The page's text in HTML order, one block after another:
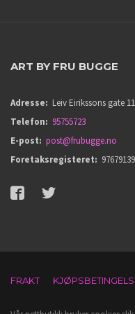
ART BY FRU BUGGE
Adresse: Leiv Eirikssons gate
Telefon: 95755723
E-post: post@frubugge.no
Foretaksregisteret:
FRAKT